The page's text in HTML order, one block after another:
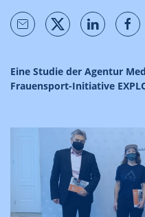
Eine Studie der Agentur
Frauensport-Initiative